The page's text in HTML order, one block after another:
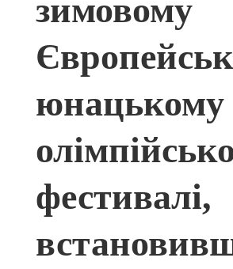
зимовому
юнацькому
фестивалі,